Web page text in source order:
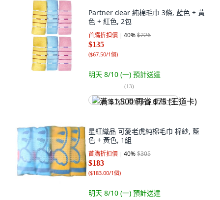
Partner dear 純棉毛巾 3條, 藍色 + 黃
色 + 紅色, 2包
首購折扣價 40%$226
$135
($67.50/1個)
明天 8/10 (一) 預計送達
(13)
满 $1,500 再省 $75 (王道卡)
星紅織品 可愛老虎純棉毛巾 棉紗, 藍
色 + 黃色, 1組
首購折扣價 40%$305
$183
($183.00/1個)
明天 8/10 (一) 預計送達